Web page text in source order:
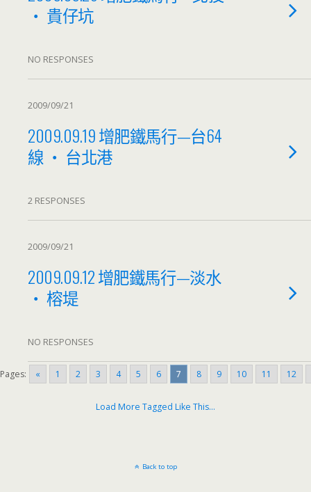
‧ 貴仔坑
NO RESPONSES
2009/09/21
2009.09.19 增肥鐵馬行—台64
線 ‧ 台北港
2 RESPONSES
2009/09/21
2009.09.12 增肥鐵馬行—淡水
‧ 榕堤
NO RESPONSES
Pages: « 1 2 3 4 5 6 7 8 9 10 11 12
Load More Tagged Like This…
Back to top